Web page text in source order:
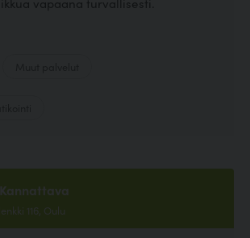
116, Oulu